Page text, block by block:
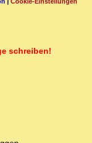
schreiben!